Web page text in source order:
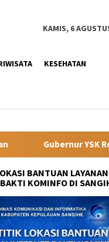
KAMIS, 6
KESEHATAN
Tiga Pejabat
BANTUAN LAYANAN
KOMINFO DI